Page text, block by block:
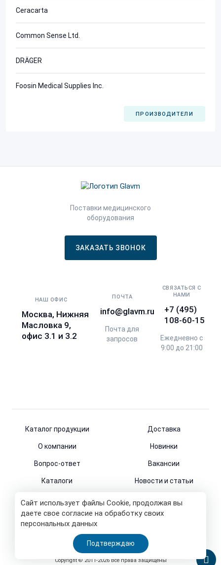
Сайт использует файлы Cookie, продолжая вы
даете свое согласие на обработку своих
персональных данных
Подтверждаю
Ceracarta
Common Sense Ltd.
DRÄGER
Foosin Medical Supplies Inc.
ПРОИЗВОДИТЕЛИ
Поставки медицинского
оборудования
ЗАКАЗАТЬ ЗВОНОК
НАШ ОФИС
Москва, Нижняя
Масловка 9,
офис 3.1 и 3.2
ПОЧТА
info@glavm.ru
Почта для
запросов
СВЯЗАТЬСЯ С
НАМИ
+7 (495)
108-60-15
Ежедневно с
9:00 до 21:00
Каталог продукции Доставка
О компании Новинки
Вопрос-ответ Вакансии
Каталоги Новости и статьи
© 2011-2026
Все права защищены
Copyright © 2011-2026 Все права защищены